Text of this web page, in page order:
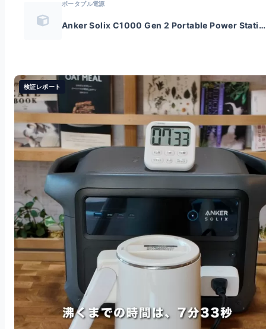
ポータブル電源
Anker Solix C1000 Gen 2 Portable Power Station
検証レポート